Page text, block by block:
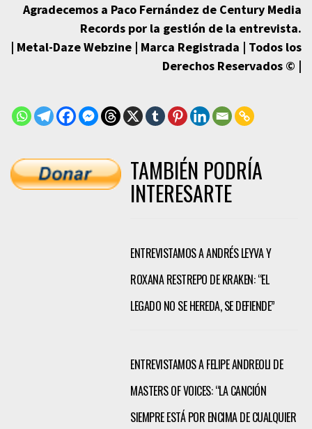
Agradecemos a Paco Fernández de Century Media
Records por la gestión de la entrevista.
| Metal-Daze Webzine | Marca Registrada | Todos los
Derechos Reservados © |
TAMBIÉN PODRÍA
INTERESARTE
ENTREVISTAMOS A ANDRÉS LEYVA Y
ROXANA RESTREPO DE KRAKEN: “EL
LEGADO NO SE HEREDA, SE DEFIENDE”
ENTREVISTAMOS A FELIPE ANDREOLI DE
MASTERS OF VOICES: “LA CANCIÓN
SIEMPRE ESTÁ POR ENCIMA DE CUALQUIER